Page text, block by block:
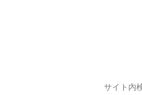
サイト内